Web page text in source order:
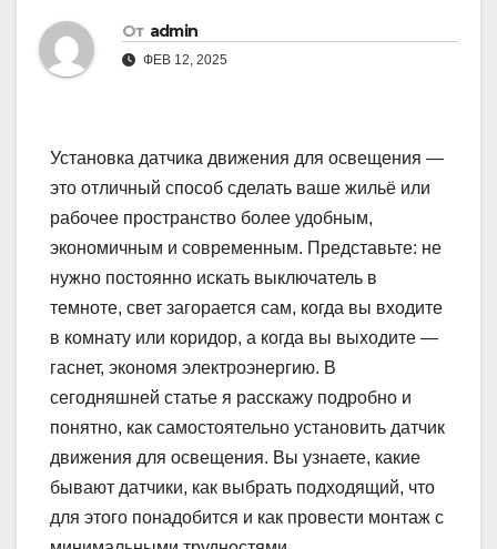
От admin
ФЕВ 12, 2025
Установка датчика движения для освещения —
это отличный способ сделать ваше жильё или
рабочее пространство более удобным,
экономичным и современным. Представьте: не
нужно постоянно искать выключатель в
темноте, свет загорается сам, когда вы входите
в комнату или коридор, а когда вы выходите —
гаснет, экономя электроэнергию. В
сегодняшней статье я расскажу подробно и
понятно, как самостоятельно установить датчик
движения для освещения. Вы узнаете, какие
бывают датчики, как выбрать подходящий, что
для этого понадобится и как провести монтаж с